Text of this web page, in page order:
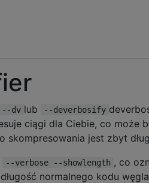
--dv lub --deverbosify
ciągi dla Ciebie, co może
jest zbyt
--verbose --showlength , co
normalnego kodu węgla